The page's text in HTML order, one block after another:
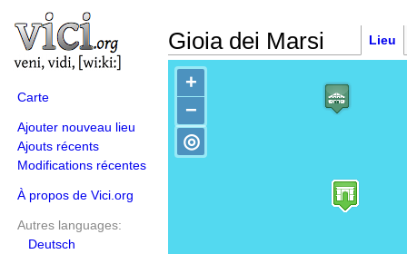
Carte
Ajouter nouveau lieu
Ajouts récents
Modifications récentes
À propos de Vici.org
Autres languages:
Deutsch
Gioia dei Marsi Lieu
+
−
◎